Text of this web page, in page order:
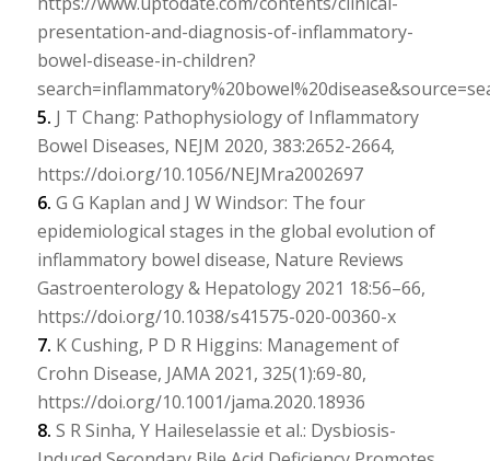
presentation-and-diagnosis-of-inflammatory-
bowel-disease-in-children?
5. J T Chang: Pathophysiology of Inflammatory
Bowel Diseases, NEJM 2020, 383:2652-2664,
https://doi.org/10.1056/NEJMra2002697
6. G G Kaplan and J W Windsor: The four
epidemiological stages in the global evolution of
inflammatory bowel disease, Nature Reviews
Gastroenterology & Hepatology 2021 18:56–66,
https://doi.org/10.1038/s41575-020-00360-x
7. K Cushing, P D R Higgins: Management of
Crohn Disease, JAMA 2021, 325(1):69-80,
https://doi.org/10.1001/jama.2020.18936
8. S R Sinha, Y Haileselassie et al.: Dysbiosis-